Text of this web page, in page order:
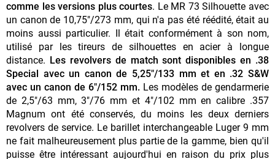
comme les versions plus courtes. Le MR 73 Silhouette avec
un canon de 10,75"/273 mm, qui n'a pas été réédité, était au
moins aussi particulier. Il était conformément à son nom,
utilisé par les tireurs de silhouettes en acier à longue
distance. Les revolvers de match sont disponibles en .38
Special avec un canon de 5,25"/133 mm et en .32 S&W
avec un canon de 6"/152 mm. Les modèles de gendarmerie
de 2,5"/63 mm, 3"/76 mm et 4"/102 mm en calibre .357
Magnum ont été conservés, du moins les deux derniers
revolvers de service. Le barillet interchangeable Luger 9 mm
ne fait malheureusement plus partie de la gamme, bien qu'il
puisse être intéressant aujourd'hui en raison du prix plus